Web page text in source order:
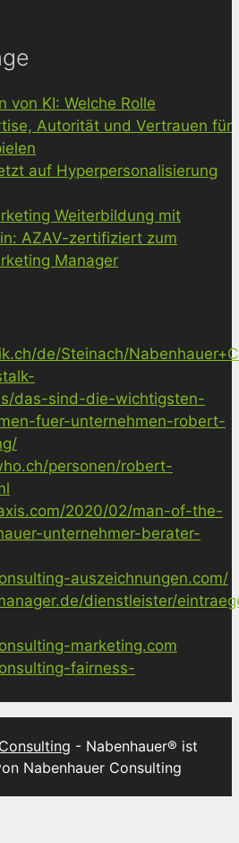
von KI: Welche Rolle
Autorität und Vertrauen für
auf Hyperpersonalisierung
Weiterbildung mit
AZAV-zertifiziert zum
Manager
de/Steinach/
das-sind-die-wichtigsten-
fuer-unternehmen-robert-
personen/robert-
2020/02/man-of-the-
unternehmer-berater-
auszeichnungen.com/
dienstleister/
marketing.com
fairness-
- Nabenhauer® ist
Nabenhauer Consulting